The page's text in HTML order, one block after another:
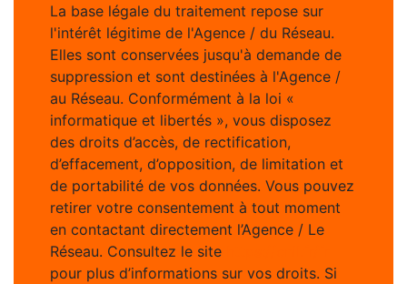
La base légale du traitement repose sur
l'intérêt légitime de l'Agence / du Réseau.
Elles sont conservées jusqu'à demande de
suppression et sont destinées à l'Agence /
au Réseau. Conformément à la loi «
informatique et libertés », vous disposez
des droits d’accès, de rectification,
d’effacement, d’opposition, de limitation et
de portabilité de vos données. Vous pouvez
retirer votre consentement à tout moment
en contactant directement l’Agence / Le
Réseau. Consultez le site
pour plus d’informations sur vos droits. Si